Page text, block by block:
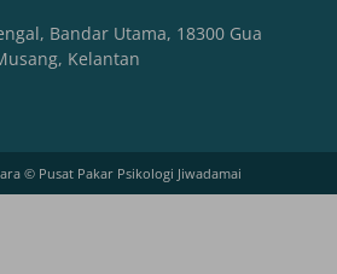
Bandar Utama, 18300 Gua
Kelantan
© Pusat Pakar Psikologi Jiwadamai